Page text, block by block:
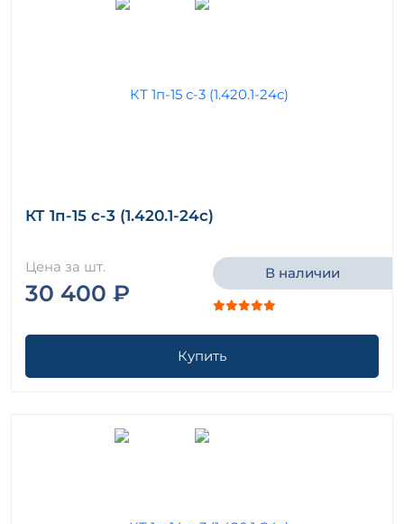
КТ 1п-15 с-3 (1.420.1-24с)
Цена за шт.
30 400 ₽
В наличии
Купить